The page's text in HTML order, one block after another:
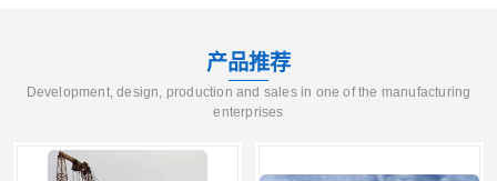
产品推荐
Development, design, production and sales in one of the manufacturing
enterprises